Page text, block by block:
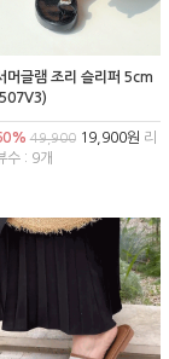
머글램 조리 슬리퍼 5cm
49,90019,900원 리
수 : 9개